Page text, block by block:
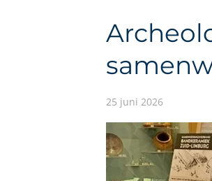
25 juni 2026